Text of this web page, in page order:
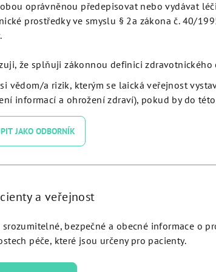
Plus Anodized Collar Ø
4.3 L 13 - EVA43130:
Detail
JDEvolution
5.0 L
Plus Anodized Collar Ø
JDEvolution
oprávněnou předepisovat nebo vydávat
prostředky ve smyslu § 2a zákona č. 40/
že splňuji zákonnou definici zdravotnického
vědom/a rizik, kterým se laická veřejnost
informací a ohrožení zdraví), pokud by do
JAKO ODBORNÍK
a veřejnost
srozumitelné, bezpečné a obecné informace o
péče, které jsou určeny pro pacienty.